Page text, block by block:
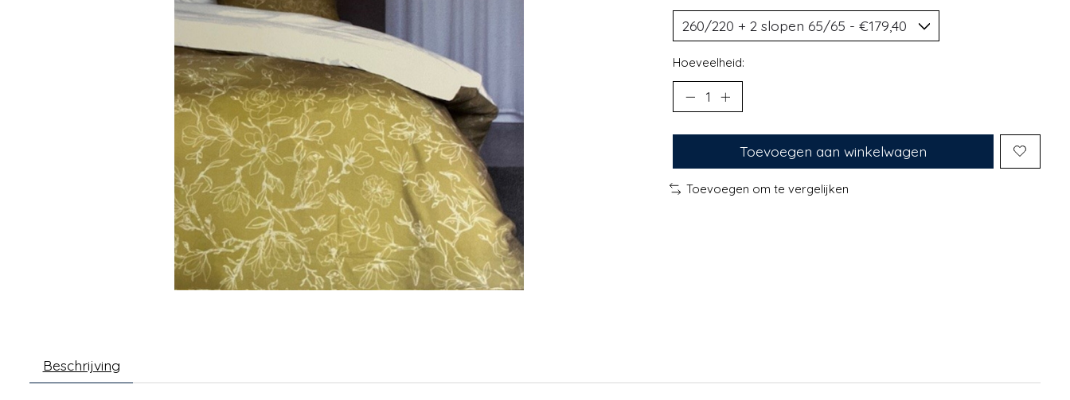
Hoeveelheid:
Toevoegen aan winkelwagen
Toevoegen om te vergelijken
Beschrijving